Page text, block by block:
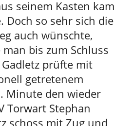
seinem Kasten kam
Doch so sehr sich die
auch wünschte,
bis zum Schluss
prüfte mit
getretenem
Minute den wieder
Torwart Stephan
schoss mit Zug und